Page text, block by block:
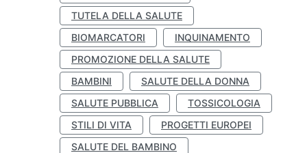
TUTELA DELLA SALUTE
BIOMARCATORI
INQUINAMENTO
PROMOZIONE DELLA SALUTE
BAMBINI
SALUTE DELLA DONNA
SALUTE PUBBLICA
TOSSICOLOGIA
STILI DI VITA
PROGETTI EUROPEI
SALUTE DEL BAMBINO